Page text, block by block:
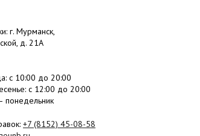
г. Мурманск,
д. 21А
: с 10:00 до 20:00
: c 12:00 до 20:00
понедельник
+7 (8152) 45-08-58